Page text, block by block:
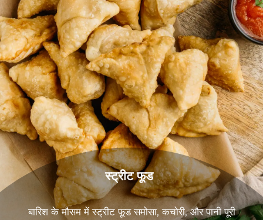
स्ट्रीट फूड
बारिश के मौसम में स्ट्रीट फूड समोसा, कचोरी, और पानी पूरी